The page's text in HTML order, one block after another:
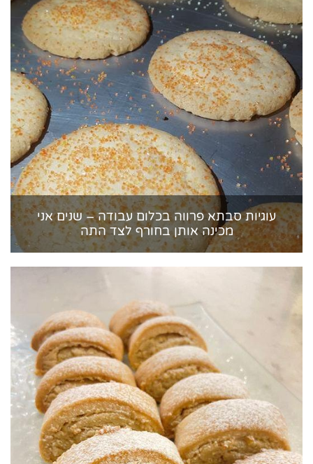
עוגיות סבתא פרווה בכלום עבודה – שנים אני
מכינה אותן בחורף לצד התה